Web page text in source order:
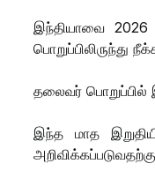
இந்தியாவை 2026
பொறுப்பிலிருந்து
தலைவர் பொறுப்பில்
இந்த மாத